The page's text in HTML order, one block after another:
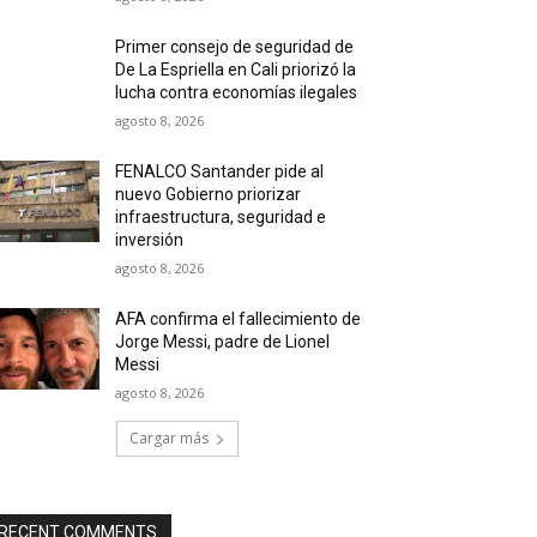
Primer consejo de seguridad de
De La Espriella en Cali priorizó la
lucha contra economías ilegales
agosto 8, 2026
FENALCO Santander pide al
nuevo Gobierno priorizar
infraestructura, seguridad e
inversión
agosto 8, 2026
AFA confirma el fallecimiento de
Jorge Messi, padre de Lionel
Messi
agosto 8, 2026
Cargar más
COMMENTS